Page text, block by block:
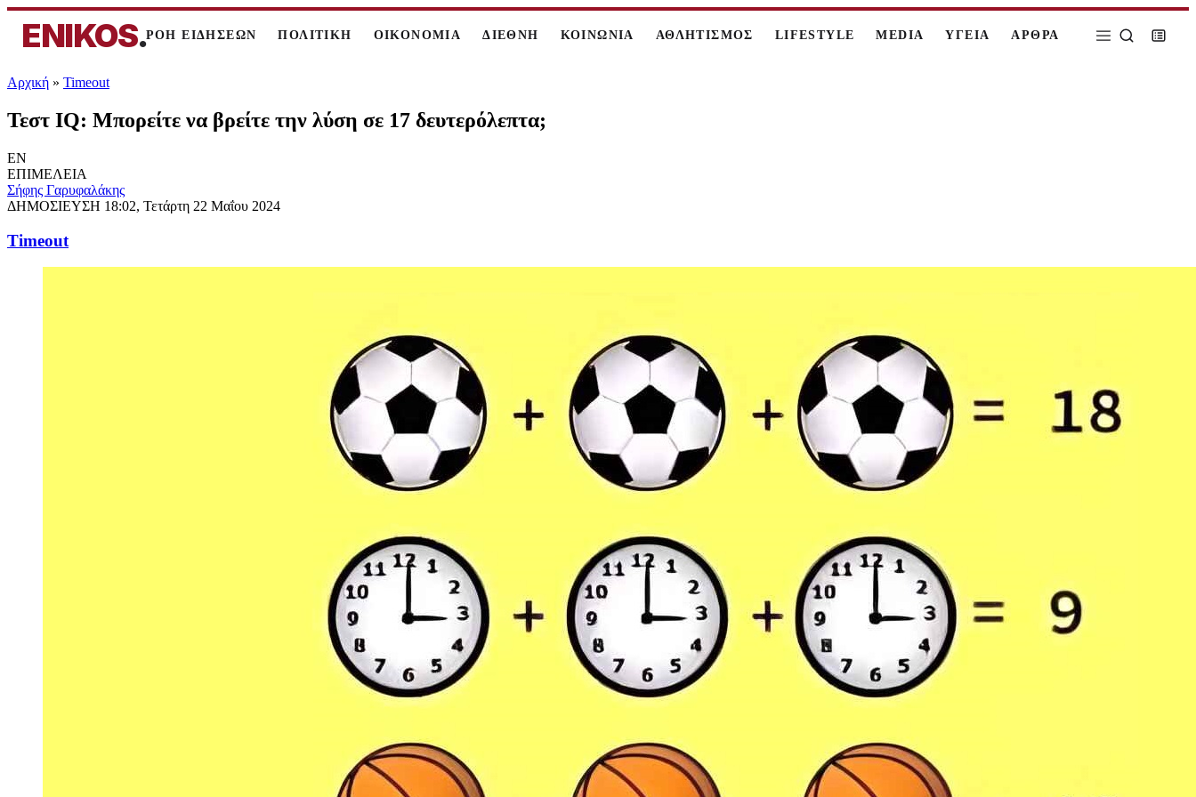
ENIKOS.ΡΟΗ ΕΙΔΗΣΕΩΝ ΠΟΛΙΤΙΚΗ ΟΙΚΟΝΟΜΙΑ ΔΙΕΘΝΗ ΚΟΙΝΩΝΙΑ ΑΘΛΗΤΙΣΜΟΣ LIFESTYLE MEDIA ΥΓΕΙΑ ΑΡΘΡΑ
Αρχική » Timeout
Τεστ IQ: Mπορείτε να βρείτε την λύση σε 17 δευτερόλεπτα;
EN
ΕΠΙΜΕΛΕΙΑ
Σήφης Γαρυφαλάκης
ΔΗΜΟΣΙΕΥΣΗ 18:02, Τετάρτη 22 Μαΐου 2024
Timeout